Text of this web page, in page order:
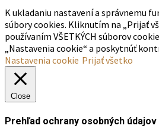
K ukladaniu nastavení a správnemu
súbory cookies. Kliknutím na „Prijať
používaním VŠETKÝCH súborov
„Nastavenia cookie“ a poskytnúť
Nastavenia cookie Prijať všetko
Close
Prehľad ochrany osobných údajov